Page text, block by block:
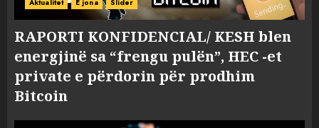
Aktualitet E jona Slider
RAPORTI KONFIDENCIAL/ KESH blen
energjinë sa “frengu pulën”, HEC -et
private e përdorin për prodhim
Bitcoin